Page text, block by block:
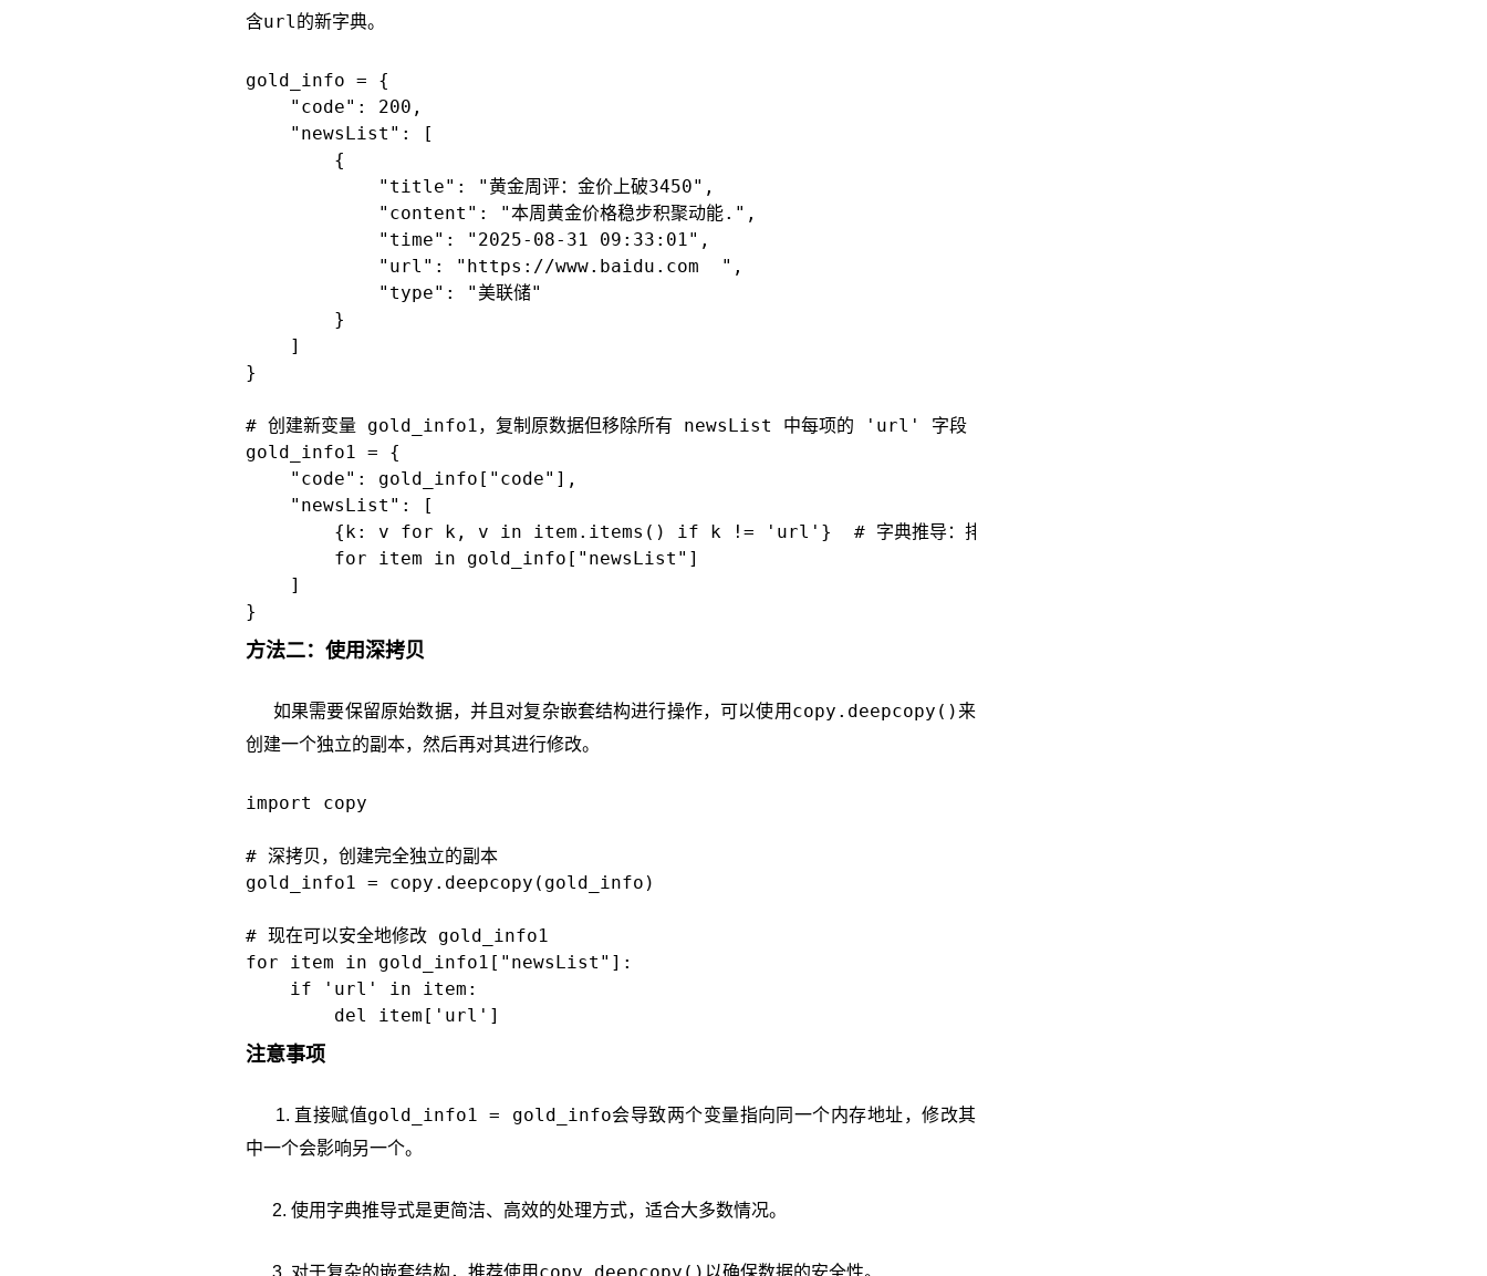
含url的新字典。
gold_info = {
    "code": 200,
    "newsList": [
        {
            "title": "黄金周评：金价上破3450",
            "content": "本周黄金价格稳步积聚动能.",
            "time": "2025-08-31 09:33:01",
            "url": "https://www.baidu.com  ",
            "type": "美联储"
        }
    ]
}
# 创建新变量 gold_info1，复制原数据但移除所有 newsList 中每项的 'url' 字段
gold_info1 = {
    "code": gold_info["code"],
    "newsList": [
        {k: v for k, v in item.items() if k != 'url'}  # 字典推导：排除 url
        for item in gold_info["newsList"]
    ]
方法二：使用深拷贝
如果需要保留原始数据，并且对复杂嵌套结构进行操作，可以使用 copy.deepcopy() 来
创建一个独立的副本，然后再对其进行修改。
import copy
# 深拷贝，创建完全独立的副本
gold_info1 = copy.deepcopy(gold_info)
# 现在可以安全地修改 gold_info1
for item in gold_info1["newsList"]:
    if 'url' in item:
注意事项
1. 直接赋值gold_info1 = gold_info会导致两个变量指向同一个内存地址，修改其
中一个会影响另一个。
2. 使用字典推导式是更简洁、高效的处理方式，适合大多数情况。
3. 对于复杂的嵌套结构，推荐使用 以确保数据的安全性。